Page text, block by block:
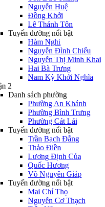
Nguyễn Huệ
Đồng Khởi
Lê Thánh Tôn
Tuyến đường nổi bật
Hàm Nghi
Nguyễn Đình Chiểu
Nguyễn Thị Minh Khai
Hai Bà Trưng
Nam Kỳ Khởi Nghĩa
2
Danh sách phường
Phường An Khánh
Phường Bình Trưng
Phường Cát Lái
Tuyến đường nổi bật
Trần Bạch Đằng
Thảo Điền
Lương Định Của
Quốc Hương
Võ Nguyên Giáp
Tuyến đường nổi bật
Mai Chí Thọ
Nguyễn Cơ Thạch